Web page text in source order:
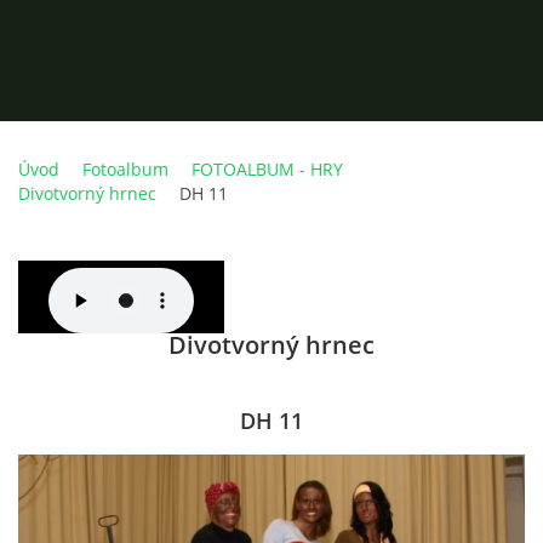
ÚVOD
O NÁS
CO NOVÉHO ZKOUŠÍME
Úvod Fotoalbum
FOTOALBUM - HRY
Divotvorný hrnec
DH 11
Divotvorný hrnec
DH 11